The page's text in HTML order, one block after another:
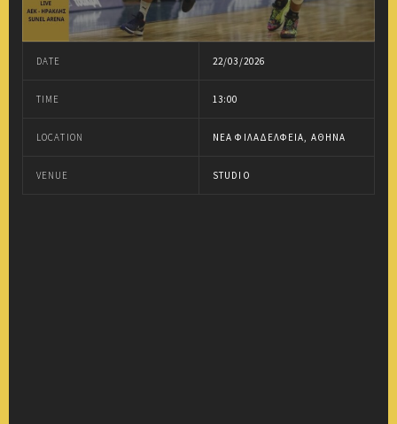
DATE 22/03/2026
TIME 13:00
LOCATION ΝΈΑ ΦΙΛΑΔΈΛΦΕΙΑ, ΑΘΉΝΑ
VENUE STUDIO